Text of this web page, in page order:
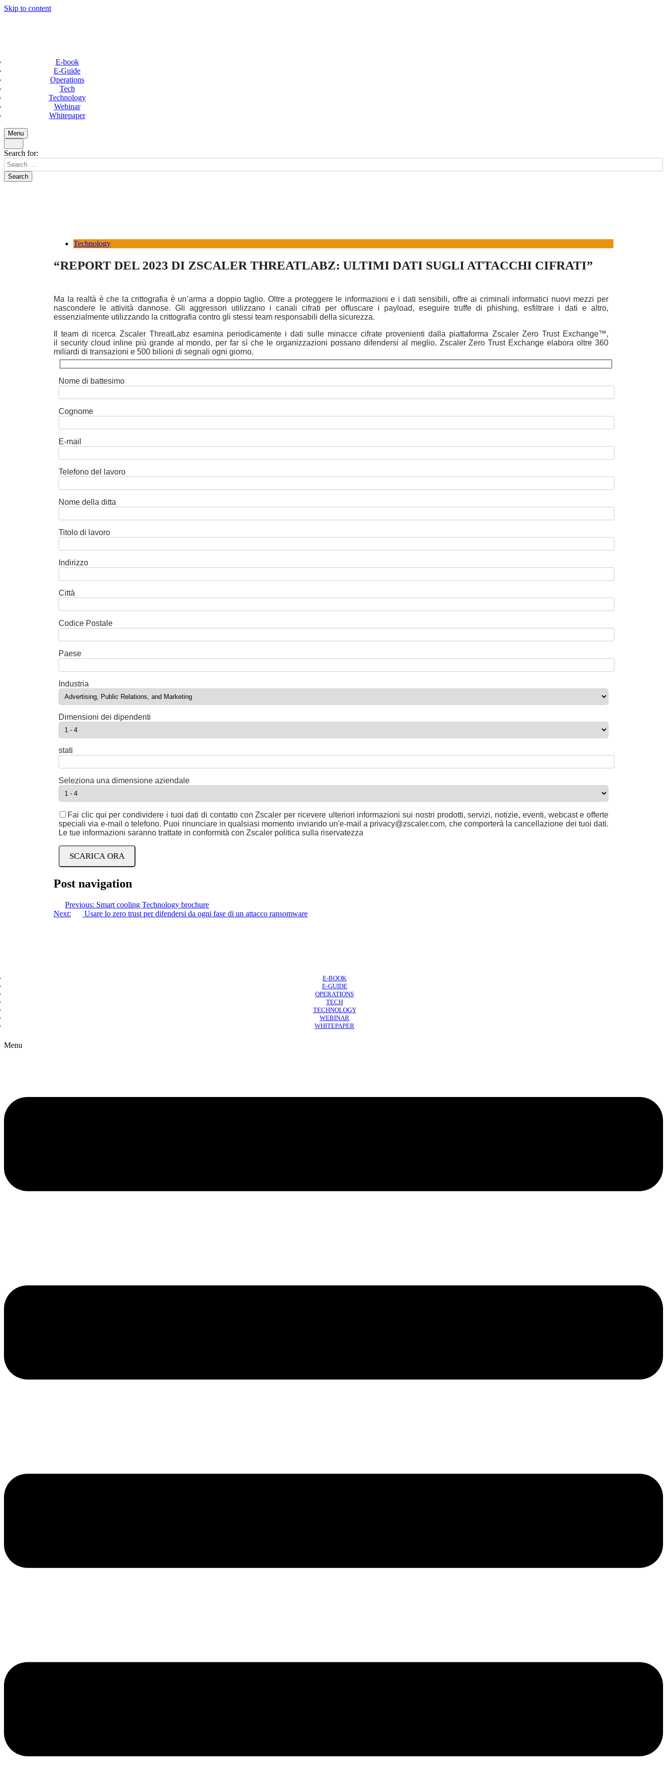
Skip to content
E-book
E-Guide
Operations
Tech
Technology
Webinar
Whitepaper
Menu
Search for:
Technology
“REPORT DEL 2023 DI ZSCALER THREATLABZ: ULTIMI DATI SUGLI ATTACCHI CIFRATI”
Ma la realtà è che la crittografia è un’arma a doppio taglio. Oltre a proteggere le informazioni e i dati sensibili, offre ai criminali informatici nuovi mezzi per
nascondere le attività dannose. Gli aggressori utilizzano i canali cifrati per offuscare i payload, eseguire truffe di phishing, esfiltrare i dati e altro,
essenzialmente utilizzando la crittografia contro gli stessi team responsabili della sicurezza.
Il team di ricerca Zscaler ThreatLabz esamina periodicamente i dati sulle minacce cifrate provenienti dalla piattaforma Zscaler Zero Trust Exchange™,
il security cloud inline più grande al mondo, per far sì che le organizzazioni possano difendersi al meglio. Zscaler Zero Trust Exchange elabora oltre 360
miliardi di transazioni e 500 bilioni di segnali ogni giorno.
Nome di battesimo
Cognome
E-mail
Telefono del lavoro
Nome della ditta
Titolo di lavoro
Indirizzo
Città
Codice Postale
Paese
Industria
Dimensioni dei dipendenti
stati
Seleziona una dimensione aziendale
Fai clic qui per condividere i tuoi dati di contatto con Zscaler per ricevere ulteriori informazioni sui nostri prodotti, servizi, notizie, eventi, webcast e offerte
speciali via e-mail o telefono. Puoi rinunciare in qualsiasi momento inviando un'e-mail a privacy@zscaler.com, che comporterà la cancellazione dei tuoi dati.
Le tue informazioni saranno trattate in conformità con Zscaler politica sulla riservatezza
Post navigation
Previous: Smart cooling Technology brochure
Next:
Usare lo zero trust per difendersi da ogni fase di un attacco ransomware
E-BOOK
E-GUIDE
OPERATIONS
TECH
TECHNOLOGY
WEBINAR
WHITEPAPER
Menu